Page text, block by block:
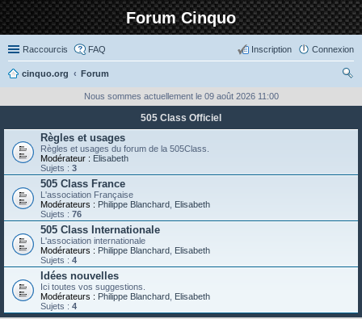
Forum Cinquo
Raccourcis FAQ Connexion
Inscription
cinquo.org
Forum
ch
Nous sommes actuellement le 09 août 2026 11:00
505 Class Officiel
Règles et usages
Règles et usages du forum de la 505Class.
Modérateur : Elisabeth
Sujets : 3
505 Class France
L'association Française
Modérateurs : Philippe Blanchard Elisabeth
Sujets : 76
505 Class Internationale
L'association internationale
Modérateurs : Philippe Blanchard Elisabeth
Sujets : 4
Idées nouvelles
Ici toutes vos suggestions.
Modérateurs : Philippe Blanchard Elisabeth
Sujets : 4